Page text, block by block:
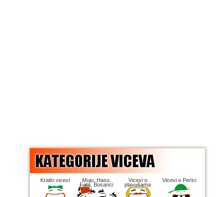
Kratki vicevi Mujo, Haso,
Fata, Bosanci
Vicevi o
plavušama
Vicevi o Perici